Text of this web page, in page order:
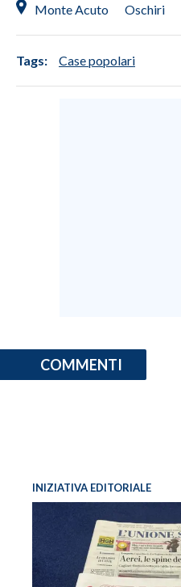
Monte Acuto Oschiri
Tags: Case popolari
COMMENTI
INIZIATIVA EDITORIALE